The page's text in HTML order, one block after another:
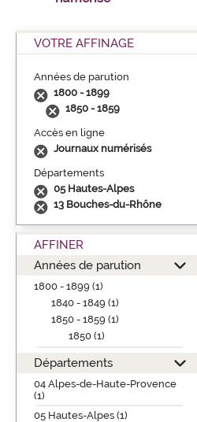
VOTRE AFFINAGE
Années de parution
1800 - 1899
1850 - 1859
Accès en ligne
Journaux numérisés
Départements
05 Hautes-Alpes
13 Bouches-du-Rhône
AFFINER
Années de parution
1800 - 1899 (1)
1840 - 1849 (1)
1850 - 1859 (1)
1850 (1)
Départements
04 Alpes-de-Haute-Provence
(1)
05 Hautes-Alpes (1)